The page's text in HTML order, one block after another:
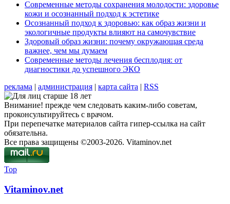
Современные методы сохранения молодости: здоровье
кожи и осознанный подход к эстетике
Осознанный подход к здоровью: как образ жизни и
экологичные продукты влияют на самочувствие
Здоровый образ жизни: почему окружающая среда
важнее, чем мы думаем
Современные методы лечения бесплодия: от
диагностики до успешного ЭКО
реклама | администрация | карта сайта | RSS
Внимание! прежде чем следовать каким-либо советам,
проконсультируйтесь с врачом.
При перепечатке материалов сайта гипер-ссылка на сайт
обязательна.
Все права защищены ©2003-2026. Vitaminov.net
Top
Vitaminov.net